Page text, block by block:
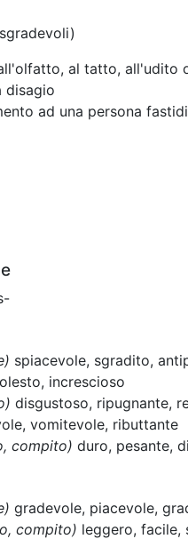
al tatto, all'udito
disagio
ad una persona
spiacevole, sgradito,
increscioso
disgustoso, ripugnante,
vomitevole, ributtante
compito) duro, pesante,
gradevole, piacevole,
compito) leggero, facile,